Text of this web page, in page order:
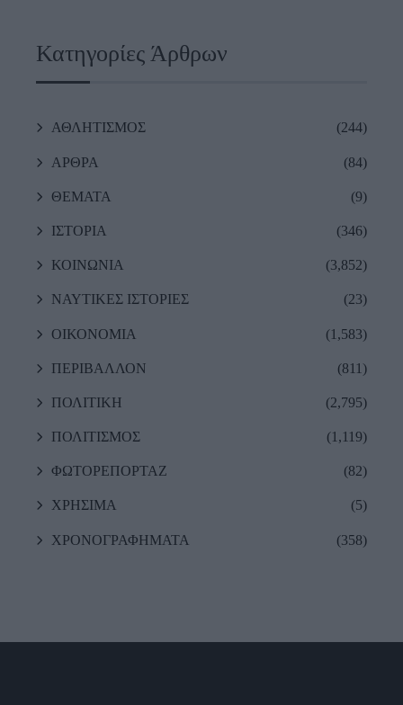
Κατηγορίες Άρθρων
ΑΘΛΗΤΙΣΜΟΣ (244)
ΑΡΘΡΑ (84)
ΘΕΜΑΤΑ (9)
ΙΣΤΟΡΙΑ (346)
ΚΟΙΝΩΝΙΑ (3,852)
ΝΑΥΤΙΚΕΣ ΙΣΤΟΡΙΕΣ (23)
ΟΙΚΟΝΟΜΙΑ (1,583)
ΠΕΡΙΒΑΛΛΟΝ (811)
ΠΟΛΙΤΙΚΗ (2,795)
ΠΟΛΙΤΙΣΜΟΣ (1,119)
ΦΩΤΟΡΕΠΟΡΤΑΖ (82)
ΧΡΗΣΙΜΑ (5)
ΧΡΟΝΟΓΡΑΦΗΜΑΤΑ (358)